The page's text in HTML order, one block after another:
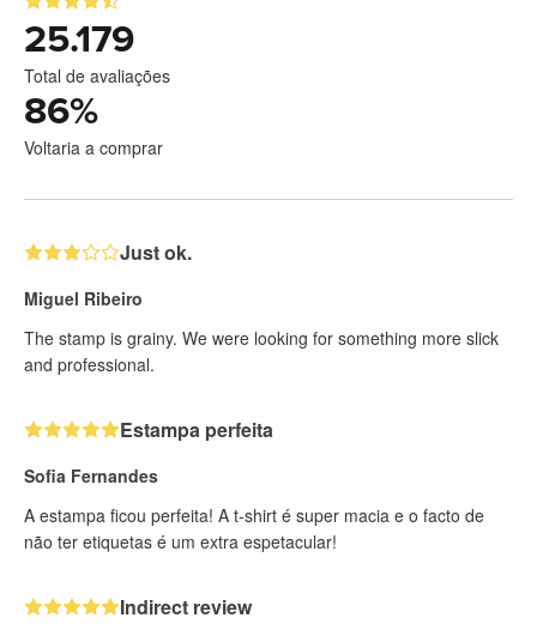
25.179
Total de avaliações
86%
Voltaria a comprar
Just ok.
Miguel Ribeiro
The stamp is grainy. We were looking for something more slick
and professional.
Estampa perfeita
Sofia Fernandes
A estampa ficou perfeita! A t-shirt é super macia e o facto de
não ter etiquetas é um extra espetacular!
Indirect review